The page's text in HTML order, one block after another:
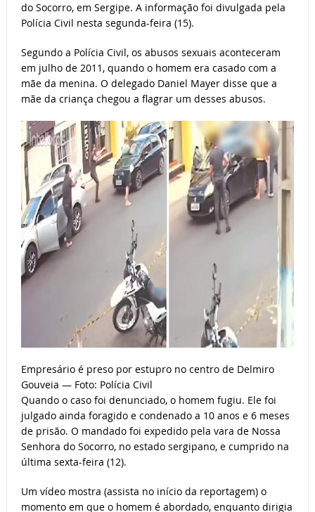
do Socorro, em Sergipe. A informação foi divulgada pela
Polícia Civil nesta segunda-feira (15).
Segundo a Polícia Civil, os abusos sexuais aconteceram
em julho de 2011, quando o homem era casado com a
mãe da menina. O delegado Daniel Mayer disse que a
mãe da criança chegou a flagrar um desses abusos.
Empresário é preso por estupro no centro de Delmiro
Gouveia — Foto: Polícia Civil
Quando o caso foi denunciado, o homem fugiu. Ele foi
julgado ainda foragido e condenado a 10 anos e 6 meses
de prisão. O mandado foi expedido pela vara de Nossa
Senhora do Socorro, no estado sergipano, e cumprido na
última sexta-feira (12).
Um vídeo mostra (assista no início da reportagem) o
momento em que o homem é abordado, enquanto dirigia